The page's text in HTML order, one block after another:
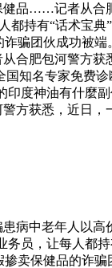
品……记者从
持有“话术宝
骗团伙成功被端
合肥包河警方
国知名专家免
度神油有什麼
方获悉，近日
病中老年人以
员，让每人都
卖保健品的诈